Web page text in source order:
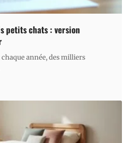
petits chats : version
année, des milliers